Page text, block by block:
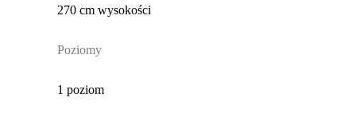
270 cm wysokości
Poziomy
1 poziom